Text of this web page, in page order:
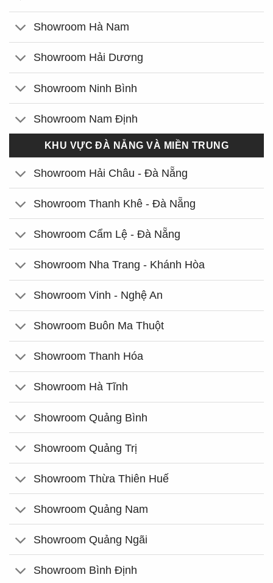
Showroom Hà Nam
Showroom Hải Dương
Showroom Ninh Bình
Showroom Nam Định
KHU VỰC ĐÀ NẴNG VÀ MIỀN TRUNG
Showroom Hải Châu - Đà Nẵng
Showroom Thanh Khê - Đà Nẵng
Showroom Cẩm Lệ - Đà Nẵng
Showroom Nha Trang - Khánh Hòa
Showroom Vinh - Nghệ An
Showroom Buôn Ma Thuột
Showroom Thanh Hóa
Showroom Hà Tĩnh
Showroom Quảng Bình
Showroom Quảng Trị
Showroom Thừa Thiên Huế
Showroom Quảng Nam
Showroom Quảng Ngãi
Showroom Bình Định